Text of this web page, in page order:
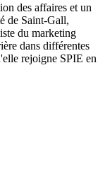
des affaires et un
de Saint-Gall,
du marketing
dans différentes
rejoigne SPIE en